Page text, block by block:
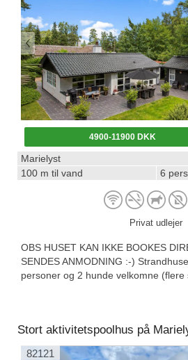
4900-11900 DKK
Marielyst
100 m til vand
6 pers.
Privat udlejer
OBS HUSET KAN IKKE BOOKES
SENDES ANMODNING :-)
personer og 2 hunde velkomne (flere
Stort aktivitetspoolhus på
82121